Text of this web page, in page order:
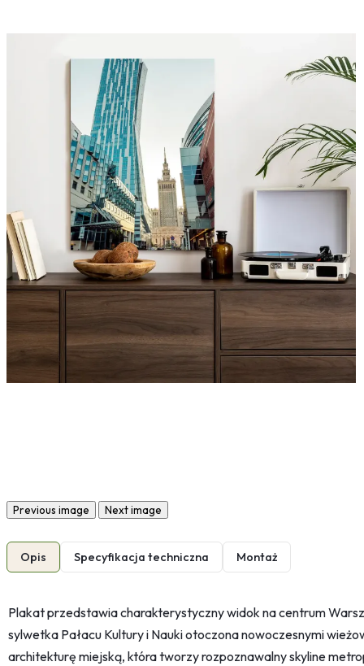
Previous image Next image
Opis Specyfikacja techniczna Montaż
Plakat przedstawia charakterystyczny widok na centrum
sylwetka Pałacu Kultury i Nauki otoczona nowoczesnymi
architekturę miejską, która tworzy rozpoznawalny skyline